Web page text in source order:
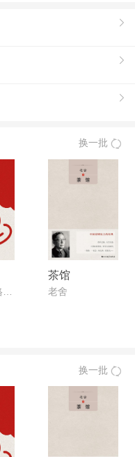
换一批
(法)亨利·柏格森著;金祎译
茶馆
老舍
换一批